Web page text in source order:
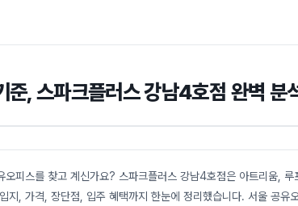
준, 스파크플러스 강남4호점 완벽 분
오피스를 찾고 계신가요? 스파크플러스 강남4호점은 아트리움, 루
지, 가격, 장단점, 입주 혜택까지 한눈에 정리했습니다. 서울 공유